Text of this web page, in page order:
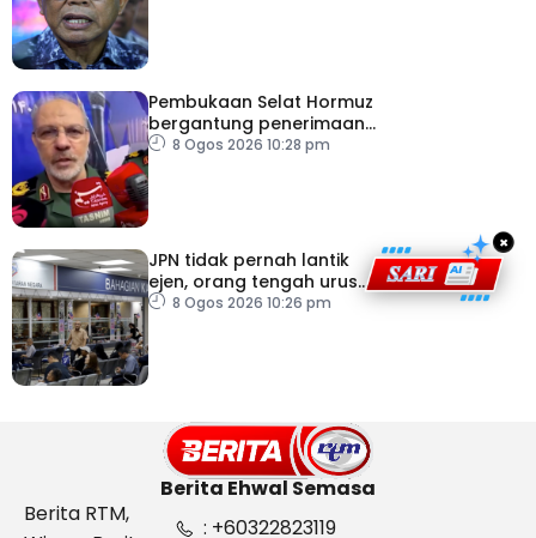
Pembukaan Selat Hormuz
bergantung penerimaan
AS – IRGC
8 Ogos 2026 10:28 pm
JPN tidak pernah lantik
ejen, orang tengah urus
dokumentasi
8 Ogos 2026 10:26 pm
×
Berita Ehwal Semasa
Berita RTM,
: +60322823119